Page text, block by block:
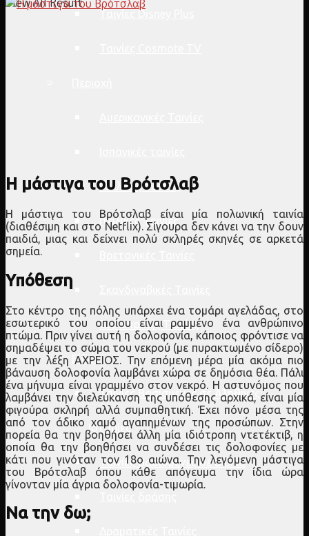
Ταινίες Disney Plus
Γαλλικές Ταινίες
Ιταλικές Ταινίες
Ευρωπαϊκές Ταινίες
Είδος
Ταινίες Βασισμένες σε Αληθινές
Ιστορίες
Ταινίες Βασισμένες σε Βιβλία
Η μάστιγα του Βρότσλαβ
Η μάστιγα του Βρότσλαβ είναι μία πολωνική ταινία
(διαθέσιμη και στο Netflix). Σίγουρα δεν κάνει να την δουν
παιδιά, μιας και δείχνει πολύ σκληρές σκηνές σε αρκετά
σημεία.
Υπόθεση
Στο κέντρο της πόλης υπάρχει ένα τομάρι αγελάδας, στο
εσωτερικό του οποίου είναι ραμμένο ένα ανθρώπινο
πτώμα. Πριν γίνει αυτή η δολοφονία, κάποιος φρόντισε να
σημαδέψει το σώμα του νεκρού (με πυρακτωμένο σίδερο)
με την λέξη ΑΧΡΕΙΟΣ. Την επόμενη μέρα μία ακόμα πιο
βάναυση δολοφονία λαμβάνει χώρα σε δημόσια θέα. Πάλι
ένα μήνυμα είναι γραμμένο στον νεκρό. Η αστυνόμος που
λαμβάνει την διελεύκανση της υπόθεσης αρχικά, είναι μία
φιγούρα σκληρή αλλά συμπαθητική. Έχει πόνο μέσα της
από τον άδικο χαμό αγαπημένων της προσώπων. Στην
πορεία θα την βοηθήσει άλλη μία ιδιότροπη ντετέκτιβ, η
οποία θα την βοηθήσει να συνδέσει τις δολοφονίες με
κάτι που γινόταν τον 18ο αιώνα. Την λεγόμενη μάστιγα
του Βρότσλαβ όπου κάθε απόγευμα την ίδια ώρα
γίνονταν μία άγρια δολοφονία-τιμωρία.
Να την δω;